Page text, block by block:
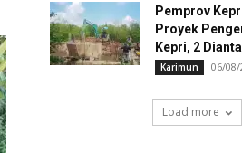
Pemprov
Proyek
Kepri, 2
Karimun 06/08/
Load more